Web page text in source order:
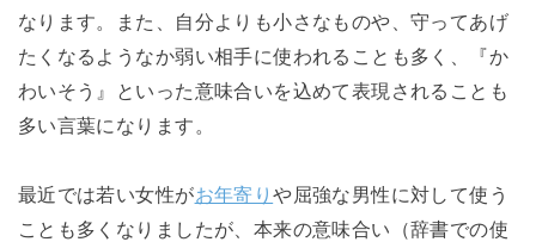
なります。また、自分よりも小さなものや、守ってあげ
たくなるようなか弱い相手に使われることも多く、『か
わいそう』といった意味合いを込めて表現されることも
多い言葉になります。
最近では若い女性がお年寄りや屈強な男性に対して使う
ことも多くなりましたが、本来の意味合い（辞書での使